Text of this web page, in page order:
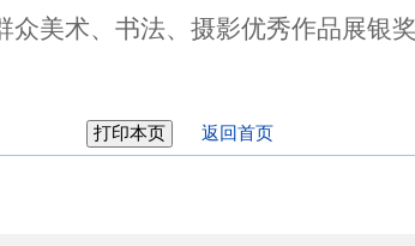
美术、书法、摄影优秀作品展银
返回首页